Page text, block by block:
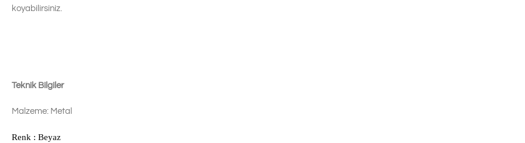
koyabilirsiniz.
Teknik Bilgiler
Malzeme: Metal
Renk : Beyaz